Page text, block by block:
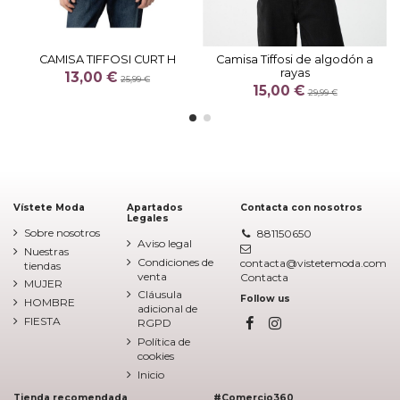
CAMISA TIFFOSI CURT H
13,00 € 25,99 €
Camisa Tiffosi de algodón a
rayas
15,00 €29,99 €
Vístete Moda
Sobre nosotros
Nuestras
tiendas
MUJER
HOMBRE
FIESTA
Apartados
Legales
Aviso legal
Condiciones de
venta
Cláusula
adicional de
RGPD
Política de
cookies
Inicio
Contacta con nosotros
881150650
contacta@vistetemoda.com
Contacta
Follow us